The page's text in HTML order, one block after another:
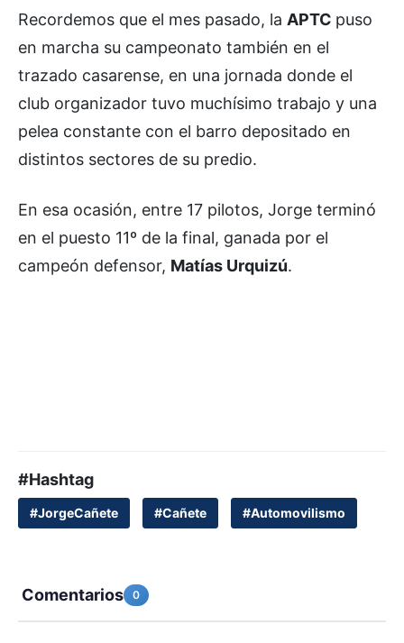
Recordemos que el mes pasado, la APTC puso
en marcha su campeonato también en el
trazado casarense, en una jornada donde el
club organizador tuvo muchísimo trabajo y una
pelea constante con el barro depositado en
distintos sectores de su predio.
En esa ocasión, entre 17 pilotos, Jorge terminó
en el puesto 11º de la final, ganada por el
campeón defensor, Matías Urquizú.
#Hashtag
#JorgeCañete #Cañete #Automovilismo
Comentarios 0